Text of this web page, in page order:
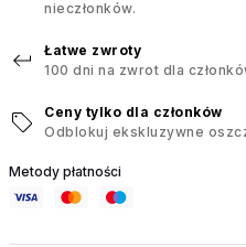
nieczłonków.
Łatwe zwroty
100 dni na zwrot dla
Ceny tylko dla członków
Odblokuj ekskluzywne
Metody płatności